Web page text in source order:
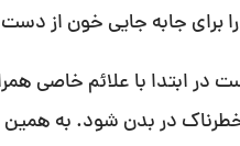
را برای جابه جایی خون از
ابتدا با علائم خاصی
در بدن شود. به همین